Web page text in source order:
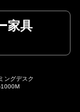
家具
ングデスク